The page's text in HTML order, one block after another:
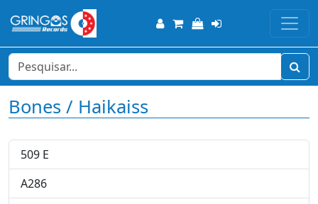
Bones / Haikaiss
509 E
A286